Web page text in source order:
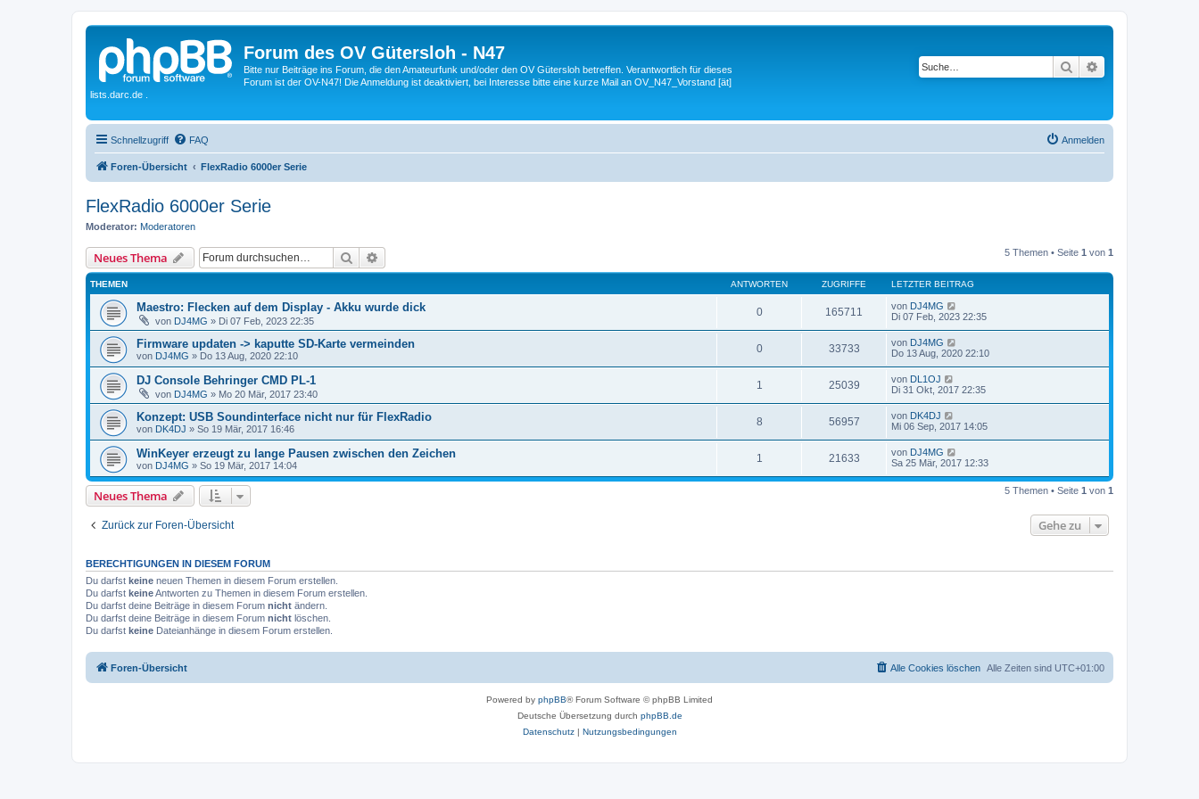
Forum des OV Gütersloh - N47
Bitte nur Beiträge ins Forum, die den Amateurfunk und/oder den OV Gütersloh betreffen. Verantwortlich für dieses
Forum ist der OV-N47! Die Anmeldung ist deaktiviert, bei Interesse bitte eine kurze Mail an OV_N47_Vorstand [ät]
lists.darc.de .
Suche
Schnellzugriff FAQ Anmelden
Foren-Übersicht FlexRadio 6000er Serie
FlexRadio 6000er Serie
Moderator: Moderatoren
Neues Thema Suche 5 Themen • Seite 1 von 1
THEMEN ANTWORTEN ZUGRIFFE LETZTER BEITRAG
Maestro: Flecken auf dem Display - Akku wurde dick
von DJ4MG » Di 07 Feb, 2023 22:35
0 165711 von DJ4MG
Di 07 Feb, 2023 22:35
Firmware updaten -> kaputte SD-Karte vermeinden
von DJ4MG » Do 13 Aug, 2020 22:10
0 33733 von DJ4MG
Do 13 Aug, 2020 22:10
DJ Console Behringer CMD PL-1
von DJ4MG » Mo 20 Mär, 2017 23:40
1 25039 von DL1OJ
Di 31 Okt, 2017 22:35
Konzept: USB Soundinterface nicht nur für FlexRadio
von DK4DJ » So 19 Mär, 2017 16:46
8 56957 von DK4DJ
Mi 06 Sep, 2017 14:05
WinKeyer erzeugt zu lange Pausen zwischen den Zeichen
von DJ4MG » So 19 Mär, 2017 14:04
1 21633 von DJ4MG
Sa 25 Mär, 2017 12:33
Neues Thema 5 Themen • Seite 1 von 1
Zurück zur Foren-Übersicht Gehe zu
BERECHTIGUNGEN IN DIESEM FORUM
Du darfst keine neuen Themen in diesem Forum erstellen.
Du darfst keineAntworten zu Themen in diesem Forum erstellen.
Du darfst deine Beiträge in diesem Forum nicht ändern.
Du darfst deine Beiträge in diesem Forum nicht löschen.
Du darfst keine Dateianhänge in diesem Forum erstellen.
Foren-Übersicht Alle Zeiten sind UTC+01:00
Alle Cookies löschen
Powered by phpBB® Forum Software © phpBB Limited
Deutsche Übersetzung durch phpBB.de
Datenschutz| Nutzungsbedingungen